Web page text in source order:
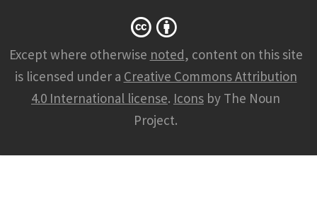
Except where otherwise noted, content on this site
is licensed under a Creative Commons Attribution
4.0 International license. Icons by The Noun
Project.